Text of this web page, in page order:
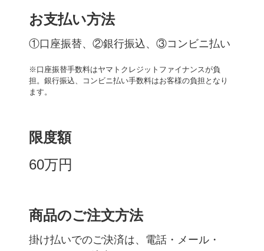
お支払い方法
①口座振替、②銀行振込、③コンビニ払い
※口座振替手数料はヤマトクレジットファイナンスが負
担。銀行振込、コンビニ払い手数料はお客様の負担となり
ます。
限度額
60万円
商品のご注文方法
掛け払いでのご決済は、電話・メール・